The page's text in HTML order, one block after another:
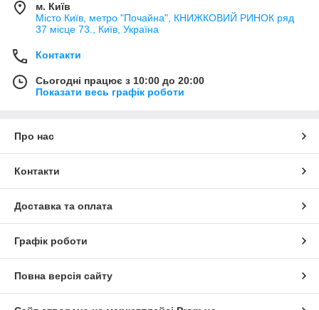
м. Київ
Місто Київ, метро "Почайна", КНИЖКОВИЙ РИНОК ряд
37 місце 73., Київ, Україна
Контакти
Сьогодні працює з 10:00 до 20:00
Показати весь графік роботи
Про нас
Контакти
Доставка та оплата
Графік роботи
Повна версія сайту